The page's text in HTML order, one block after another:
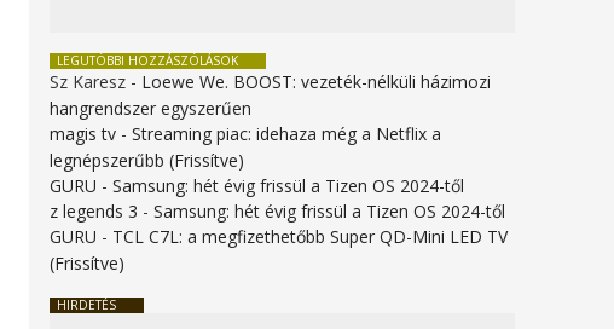
LEGUTÓBBI HOZZÁSZÓLÁSOK
Sz Karesz - Loewe We. BOOST: vezeték-nélküli házimozi
hangrendszer egyszerűen
magis tv -Streaming piac: idehaza még a Netflix a
legnépszerűbb (Frissítve)
GURU -Samsung: hét évig frissül a Tizen OS 2024-től
z legends 3 -Samsung: hét évig frissül a Tizen OS 2024-től
GURU - TCL C7L: a megfizethetőbb Super QD-Mini LED TV
(Frissítve)
HIRDETÉS